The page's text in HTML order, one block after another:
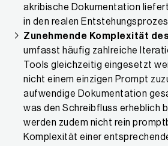
akribische Dokumentation
in den realen
Zunehmende Komplexität
umfasst häufig zahlreiche
Tools gleichzeitig eingesetzt
nicht einem einzigen Prompt
aufwendige Dokumentation
was den Schreibfluss erheblich
werden zudem nicht rein
Komplexität einer